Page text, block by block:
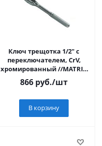
Ключ трещотка 1/2" с
переключателем, CrV,
хромированный //MATRIX
MASTER
866 руб./шт
В корзину